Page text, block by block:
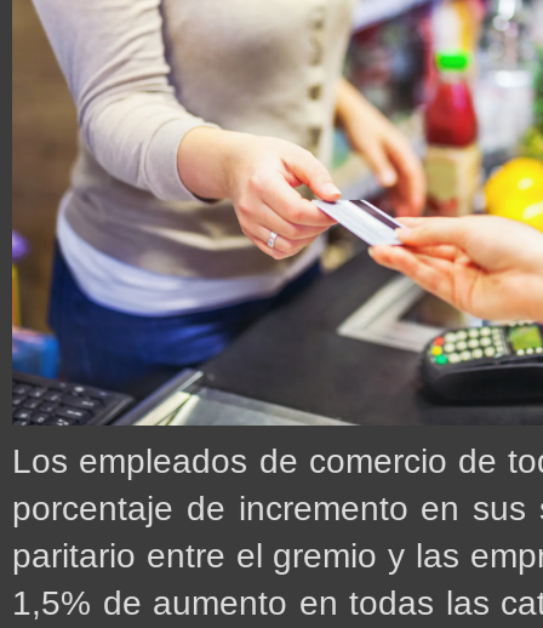
Los empleados de comercio de
porcentaje de incremento en
paritario entre el gremio y las
1,5% de aumento en todas las